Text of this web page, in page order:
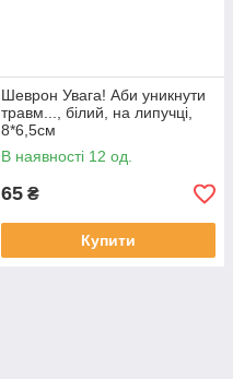
Шеврон Увага! Аби уникнути
травм..., білий, на липучці,
8*6,5см
В наявності 12 од.
65 ₴
Купити